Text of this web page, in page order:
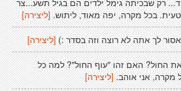
רק שבכיתה גימל ילדים הם בגיל תשע...צר
טעית. בכל מקרה, יפה מאוד, ליתוש. [ליצירה]
לך אתה לא רוצה וזה בסדר :) [ליצירה]
החול? האם זהו "עוף החול"? למה כל
אני אוהב. [ליצירה]